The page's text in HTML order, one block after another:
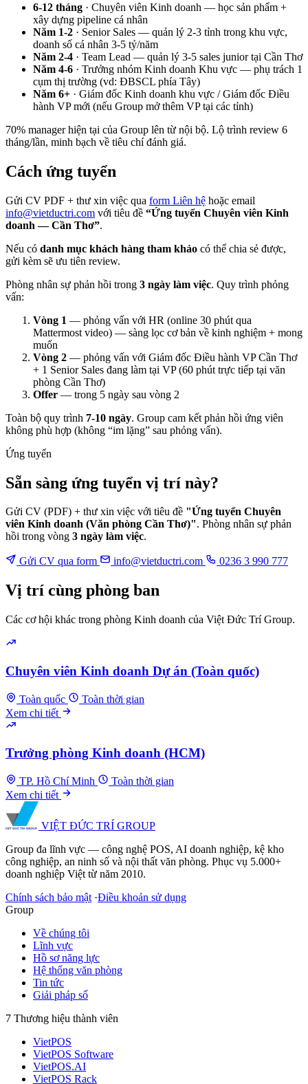
6-12 tháng · Chuyên viên Kinh doanh — học sản phẩm +
xây dựng pipeline cá nhân
Năm 1-2 · Senior Sales — quản lý 2-3 tỉnh trong khu vực,
doanh số cá nhân 3-5 tỷ/năm
Năm 2-4 · Team Lead — quản lý 3-5 sales junior tại Cần Thơ
Năm 4-6 · Trưởng nhóm Kinh doanh Khu vực — phụ trách 1
cụm thị trường (vd: ĐBSCL phía Tây)
Năm 6+ · Giám đốc Kinh doanh khu vực / Giám đốc Điều
hành VP mới (nếu Group mở thêm VP tại các tỉnh)
70% manager hiện tại của Group lên từ nội bộ. Lộ trình review 6
tháng/lần, minh bạch về tiêu chí đánh giá.
Cách ứng tuyển
Gửi CV PDF + thư xin việc qua form Liên hệ hoặc email
info@vietductri.com với tiêu đề “Ứng tuyển Chuyên viên Kinh
doanh — Cần Thơ”.
Nếu có danh mục khách hàng tham khảo có thể chia sẻ được,
gửi kèm sẽ ưu tiên review.
Phòng nhân sự phản hồi trong 3 ngày làm việc. Quy trình phỏng
vấn:
Vòng 1 — phỏng vấn với HR (online 30 phút qua
Mattermost video) — sàng lọc cơ bản về kinh nghiệm + mong
muốn
Vòng 2 — phỏng vấn với Giám đốc Điều hành VP Cần Thơ
+ 1 Senior Sales đang làm tại VP (60 phút trực tiếp tại văn
phòng Cần Thơ)
Offer — trong 5 ngày sau vòng 2
Toàn bộ quy trình 7-10 ngày. Group cam kết phản hồi ứng viên
không phù hợp (không “im lặng” sau phỏng vấn).
Ứng tuyển
Sẵn sàng ứng tuyển vị trí này?
Gửi CV (PDF) + thư xin việc với tiêu đề "Ứng tuyển Chuyên
viên Kinh doanh (Văn phòng Cần Thơ)". Phòng nhân sự phản
hồi trong vòng 3 ngày làm việc.
Gửi CV qua form info@vietductri.com 0236 3 990 777
Vị trí cùng phòng ban
Các cơ hội khác trong phòng Kinh doanh của Việt Đức Trí Group.
Chuyên viên Kinh doanh Dự án (Toàn quốc)
Toàn quốc
Toàn thời gian
Xem chi tiết
Trưởng phòng Kinh doanh (HCM)
TP. Hồ Chí Minh
Toàn thời gian
Xem chi tiết
VIỆT ĐỨC TRÍ GROUP
Group đa lĩnh vực — công nghệ POS, AI doanh nghiệp, kệ kho
công nghiệp, an ninh số và nội thất văn phòng. Phục vụ 5.000+
doanh nghiệp Việt từ năm 2010.
Chính sách bảo mật ·Điều khoản sử dụng
Group
Về chúng tôi
Lĩnh vực
Hồ sơ năng lực
Hệ thống văn phòng
Tin tức
Giải pháp số
7 Thương hiệu thành viên
VietPOS
VietPOS Software
VietPOS.AI
VietPOS Rack